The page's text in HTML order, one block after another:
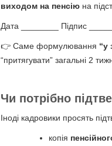
виходом на пенсію на
Дата ________ Підпис
👉 Саме формулювання “у
“притягувати” загальні 2
Чи потрібно
Іноді кадровики просять
копія